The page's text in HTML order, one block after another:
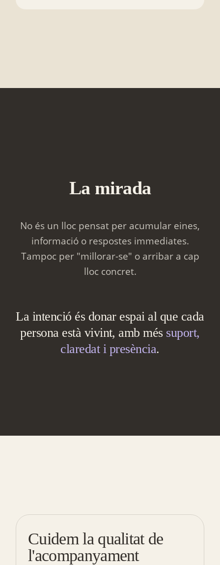
La mirada
No és un lloc pensat per acumular eines,
informació o respostes immediates.
Tampoc per "millorar-se" o arribar a cap
lloc concret.
La intenció és donar espai al que cada
persona està vivint, amb més suport,
claredat i presència.
Cuidem la qualitat de
l'acompanyament